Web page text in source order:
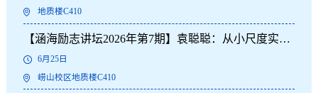
地质楼C410
【涵海励志讲坛2026年第7期】袁聪聪：从小尺度实验
理解构造震颤机制
6月25日
崂山校区地质楼C410